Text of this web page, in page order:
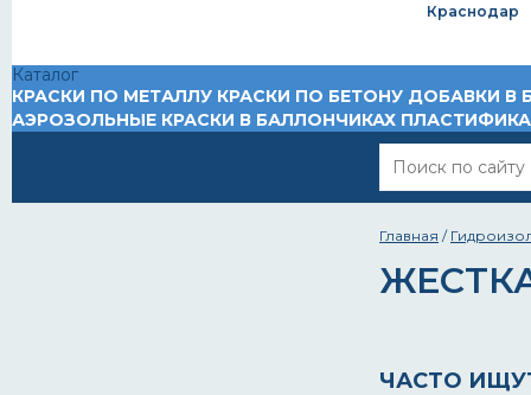
Краснодар
Каталог
КРАСКИ ПО МЕТАЛЛУ КРАСКИ ПО БЕТОНУ ДОБАВКИ В
АЭРОЗОЛЬНЫЕ КРАСКИ В БАЛЛОНЧИКАХ
Главная /
ЧАСТО